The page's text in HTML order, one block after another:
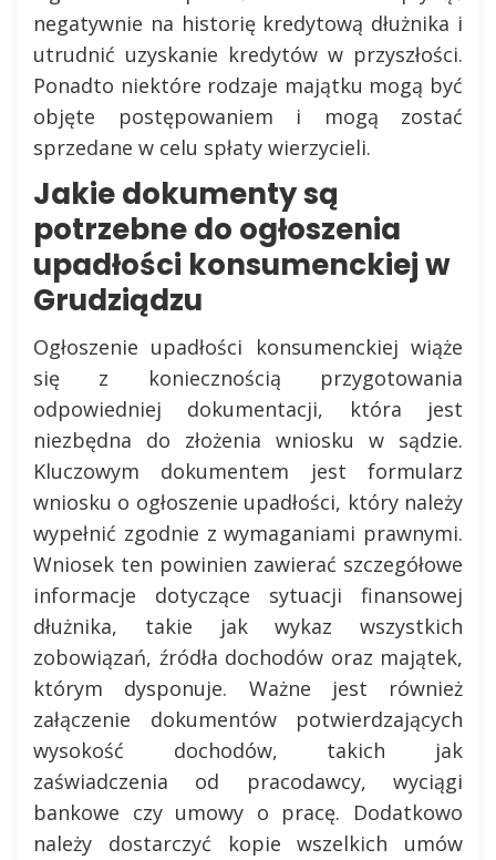
negatywnie na historię kredytową dłużnika i
utrudnić uzyskanie kredytów w przyszłości.
Ponadto niektóre rodzaje majątku mogą być
objęte postępowaniem i mogą zostać
sprzedane w celu spłaty wierzycieli.
Jakie dokumenty są
potrzebne do ogłoszenia
upadłości konsumenckiej w
Grudziądzu
Ogłoszenie upadłości konsumenckiej wiąże
się z koniecznością przygotowania
odpowiedniej dokumentacji, która jest
niezbędna do złożenia wniosku w sądzie.
Kluczowym dokumentem jest formularz
wniosku o ogłoszenie upadłości, który należy
wypełnić zgodnie z wymaganiami prawnymi.
Wniosek ten powinien zawierać szczegółowe
informacje dotyczące sytuacji finansowej
dłużnika, takie jak wykaz wszystkich
zobowiązań, źródła dochodów oraz majątek,
którym dysponuje. Ważne jest również
załączenie dokumentów potwierdzających
wysokość dochodów, takich jak
zaświadczenia od pracodawcy, wyciągi
bankowe czy umowy o pracę. Dodatkowo
należy dostarczyć kopie wszelkich umów